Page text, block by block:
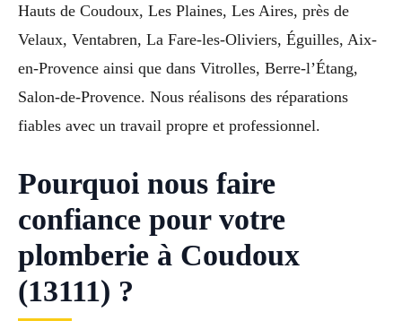
Hauts de Coudoux, Les Plaines, Les Aires, près de
Velaux, Ventabren, La Fare-les-Oliviers, Éguilles, Aix-
en-Provence ainsi que dans Vitrolles, Berre-l’Étang,
Salon-de-Provence. Nous réalisons des réparations
fiables avec un travail propre et professionnel.
Pourquoi nous faire
confiance pour votre
plomberie à Coudoux
(13111) ?